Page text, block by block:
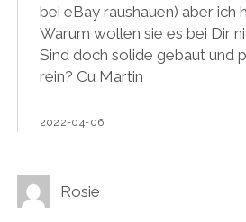
bei eBay raushauen) aber ich
Warum wollen sie es bei Dir
Sind doch solide gebaut und
rein? Cu Martin
2022-04-06
Rosie